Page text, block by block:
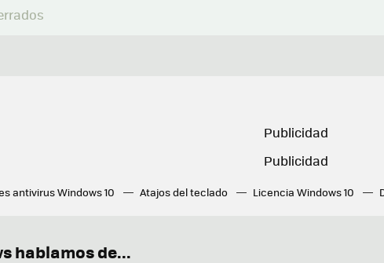
antivirus Windows 10 Atajos del teclado Licencia Windows 10
hablamos de...